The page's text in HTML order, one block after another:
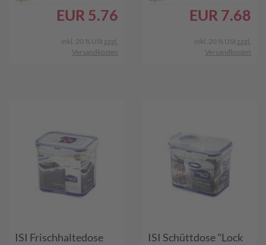
EUR 5.76
inkl. 20 % USt zzgl.
Versandkosten
EUR 7.68
inkl. 20 % USt zzgl.
Versandkosten
ISI Frischhaltedose
ISI Schüttdose "Lock